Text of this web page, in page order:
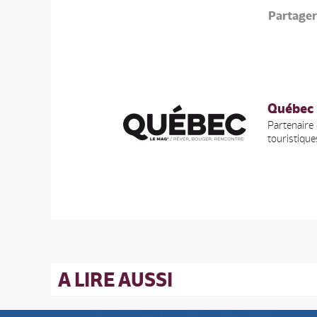
Québec
Partenaire
A LIRE AUSSI